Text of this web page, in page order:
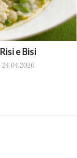
Risi e Bisi
24.04.2020